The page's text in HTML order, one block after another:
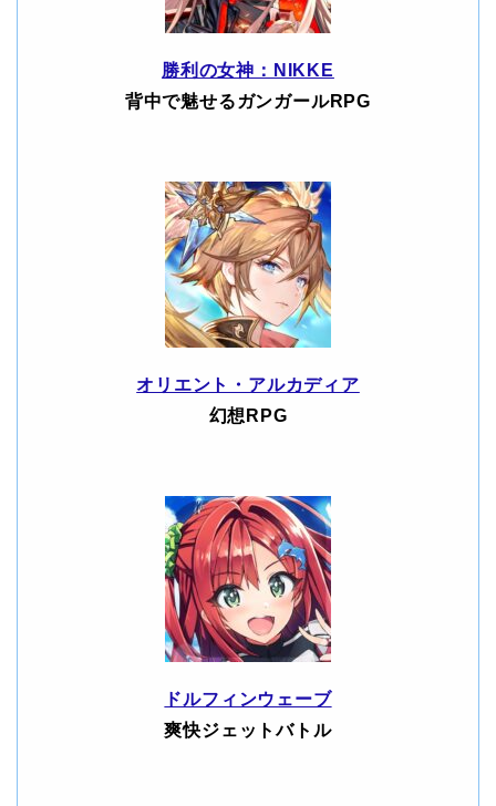
勝利の女神：NIKKE
背中で魅せるガンガールRPG
オリエント・アルカディア
幻想RPG
ドルフィンウェーブ
爽快ジェットバトル